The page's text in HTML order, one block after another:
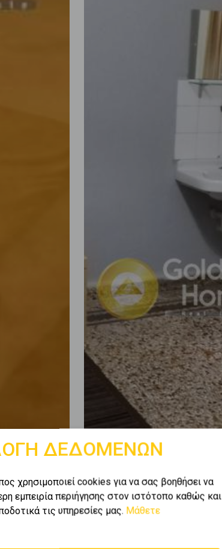
ΔΕΔΟΜΕΝΩΝ
χρησιμοποιεί cookies για να σας βοηθήσει να
εμπειρία περιήγησης στον ιστότοπο καθώς και
τις υπηρεσίες μας. Μάθετε